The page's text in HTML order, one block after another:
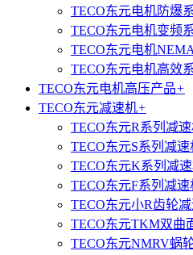
TECO东元电机防爆
TECO东元电机变频
TECO东元电机
TECO东元电机高效
TECO东元电机高压产品+
TECO东元减速机+
TECO东元R系列减
TECO东元S系列减速
TECO东元K系列减
TECO东元F系列减速
TECO东元小R齿轮
TECO东元TKM双曲
TECO东元NMRV蜗